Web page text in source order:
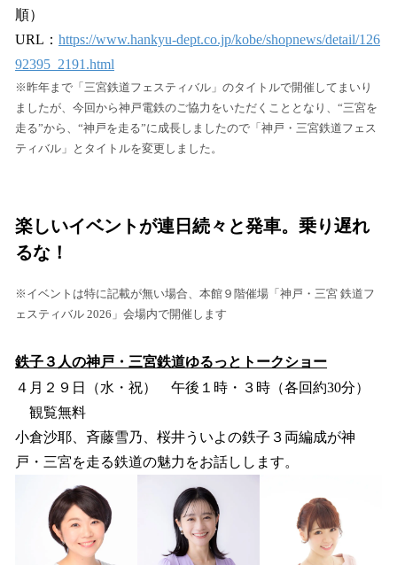
順）
URL： https://www.hankyu-dept.co.jp/kobe/shopnews/detail/126
92395_2191.html
※昨年まで「三宮鉄道フェスティバル」のタイトルで開催してまいり
ましたが、今回から神戸電鉄のご協力をいただくこととなり、“三宮を
走る”から、“神戸を走る”に成長しましたので「神戸・三宮鉄道フェス
ティバル」とタイトルを変更しました。
楽しいイベントが連日続々と発車。乗り遅れ
るな！
※イベントは特に記載が無い場合、本館９階催場「神戸・三宮 鉄道フ
ェスティバル 2026」会場内で開催します
鉄子３人の神戸・三宮鉄道ゆるっとトークショー
４月２９日（水・祝） 午後１時・３時（各回約30分）
観覧無料
小倉沙耶、斉藤雪乃、桜井ういよの鉄子３両編成が神
戸・三宮を走る鉄道の魅力をお話しします。